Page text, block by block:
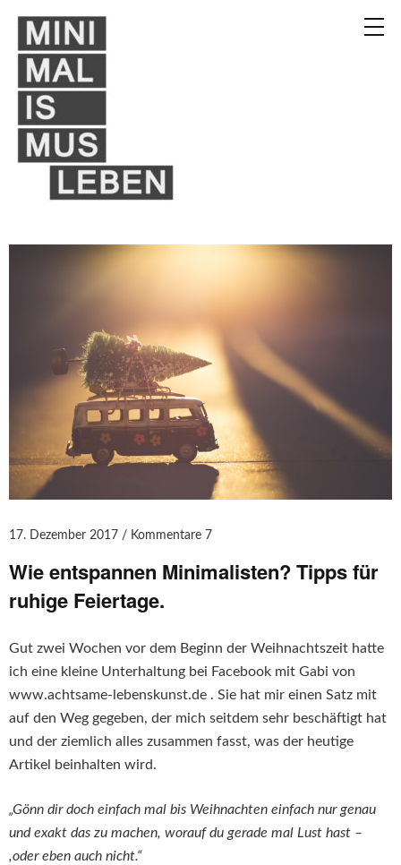
17. Dezember 2017 Kommentare 7
Wie entspannen Minimalisten? Tipps für
ruhige Feiertage.
Gut zwei Wochen vor dem Beginn der Weihnachtszeit hatte
ich eine kleine Unterhaltung bei Facebook mit Gabi von
www.achtsame-lebenskunst.de . Sie hat mir einen Satz mit
auf den Weg gegeben, der mich seitdem sehr beschäftigt hat
und der ziemlich alles zusammen fasst, was der heutige
Artikel beinhalten wird.
„Gönn dir doch einfach mal bis Weihnachten einfach nur genau
und exakt das zu machen, worauf du gerade mal Lust hast –
,oder eben auch nicht.“